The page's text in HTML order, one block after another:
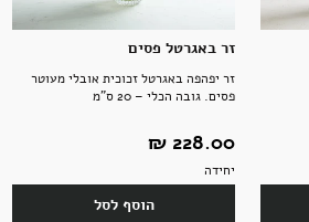
זר באגרטל פסים
זר יפהפה באגרטל זכוכית אובלי מעוטר
פסים. גובה הכלי – 20 ס"מ
228.00 ‏₪
יחידה
הוסף לסל